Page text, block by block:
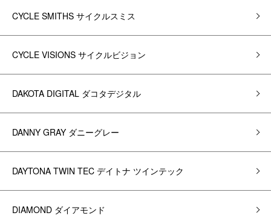
CYCLE SMITHS サイクルスミス
CYCLE VISIONS サイクルビジョン
DAKOTA DIGITAL ダコタデジタル
DANNY GRAY ダニーグレー
DAYTONA TWIN TEC デイトナ ツインテック
DIAMOND ダイアモンド